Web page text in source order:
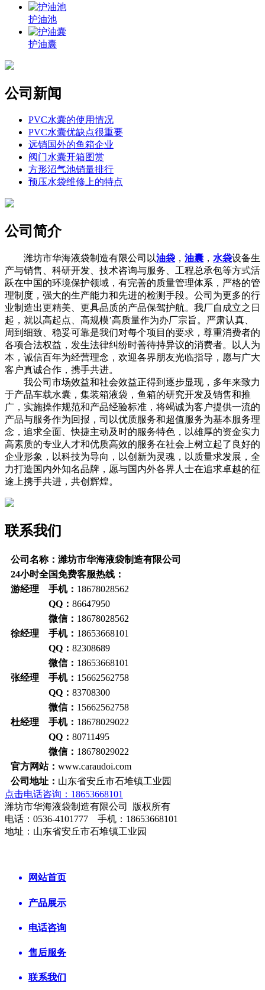
护油池
护油囊
公司新闻
PVC水囊的使用情况
PVC水囊优缺点很重要
远销国外的鱼箱企业
阀门水囊开箱图赏
方形沼气池销量排行
预压水袋维修上的特点
公司简介
潍坊市华海液袋制造有限公司以油袋 ， 油囊 ， 水袋设备生
产与销售、科研开发、技术咨询与服务、工程总承包等方式活
跃在中国的环境保护领域，有完善的质量管理体系，严格的管
理制度，强大的生产能力和先进的检测手段。公司为更多的行
业制造出更精美、更具品质的产品保驾护航。我厂自成立之日
起，就以高起点、高规模’高质量作为办厂宗旨。严肃认真、
周到细致、稳妥可靠是我们对每个项目的要求，尊重消费者的
各项合法权益，发生法律纠纷时善待持异议的消费者。以人为
本，诚信百年为经营理念，欢迎各界朋友光临指导，愿与广大
客户真诚合作，携手共进。
我公司市场效益和社会效益正得到逐步显现，多年来致力
于产品车载水囊，集装箱液袋，鱼箱的研究开发及销售和推
广，实施操作规范和产品经验标准，将竭诚为客户提供一流的
产品与服务作为回报，司以优质服务和超值服务为基本服务理
念，追求全面、快捷主动及时的服务特色，以雄厚的资金实力
高素质的专业人才和优质高效的服务在社会上树立起了良好的
企业形象，以科技为导向，以创新为灵魂，以质量求发展，全
力打造国内外知名品牌，愿与国内外各界人士在追求卓越的征
途上携手共进，共创辉煌。
联系我们
公司名称：潍坊市华海液袋制造有限公司
24小时全国免费客服热线：
游经理 手机： 18678028562
QQ： 86647950
微信： 18678028562
徐经理 手机： 18653668101
QQ： 82308689
微信： 18653668101
张经理 手机： 15662562758
QQ： 83708300
微信： 15662562758
杜经理 手机： 18678029022
QQ： 80711495
微信： 18678029022
官方网站： www.caraudoi.com
公司地址： 山东省安丘市石堆镇工业园
点击电话咨询：18653668101
潍坊市华海液袋制造有限公司 版权所有
电话：0536-4101777 手机：18653668101
地址：山东省安丘市石堆镇工业园
网站首页
产品展示
电话咨询
售后服务
联系我们